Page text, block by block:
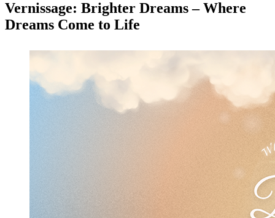
Vernissage: Brighter Dreams – Where
Dreams Come to Life